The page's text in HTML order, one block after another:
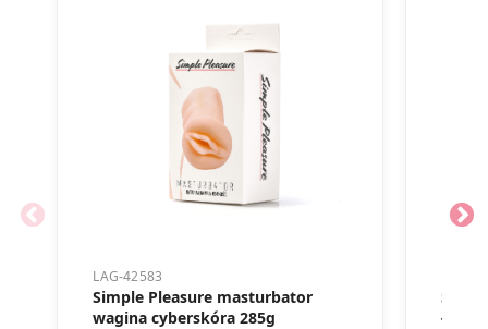
hurtowe i warunki wspolpracy.
LAG-42583
Simple Pleasure masturbator
wagina cyberskóra 285g